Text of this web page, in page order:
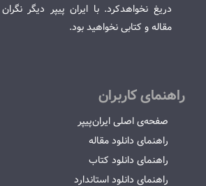
دریغ نخواهدکرد. با ایران پیپر دیگر
مقاله و کتابی نخواهید بود.
راهنمای کاربران
صفحه‌ی اصلی ایران‌پیپر
راهنمای دانلود مقاله
راهنمای دانلود کتاب
راهنمای دانلود استاندارد